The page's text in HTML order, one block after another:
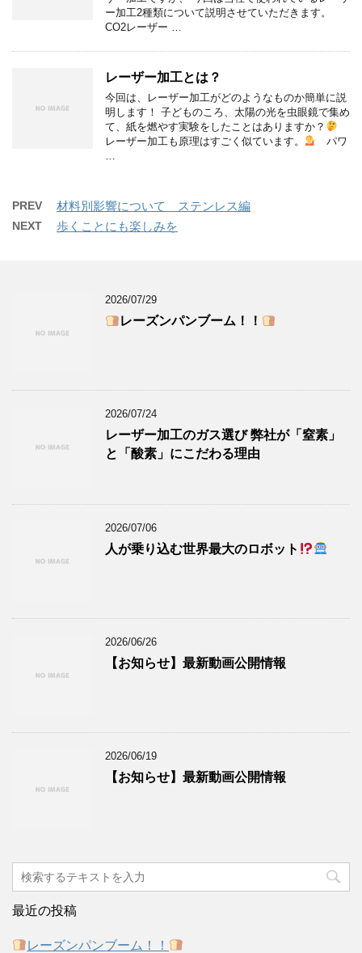
ー加工2種類について説明させていただきます。
CO2レーザー …
レーザー加工とは？
今回は、レーザー加工がどのようなものか簡単に説
明します！ 子どものころ、太陽の光を虫眼鏡で集め
て、紙を燃やす実験をしたことはありますか？
レーザー加工も原理はすごく似ています。
パワ
PREV 材料別影響について ステンレス編
NEXT 歩くことにも楽しみを
2026/07/29
レーズンパンブーム！！
2026/07/24
レーザー加工のガス選び 弊社が「窒素」
と「酸素」にこだわる理由
2026/07/06
人が乗り込む世界最大のロボット
2026/06/26
【お知らせ】最新動画公開情報
2026/06/19
【お知らせ】最新動画公開情報
最近の投稿
レーズンパンブーム！！